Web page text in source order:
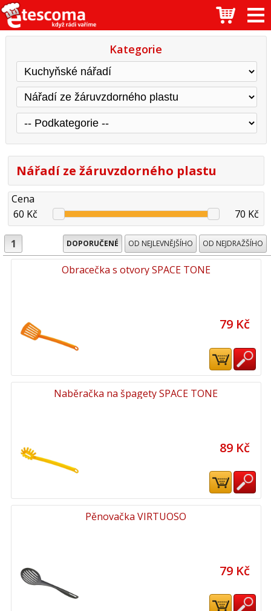
Kategorie
Nářadí ze žáruvzdorného plastu
Cena
60 Kč
70 Kč
1 DOPORUČENÉ OD NEJLEVNĚJŠÍHO OD NEJDRAŽŠÍHO
Obracečka s otvory SPACE TONE
79 Kč
Naběračka na špagety SPACE TONE
89 Kč
Pěnovačka VIRTUOSO
79 Kč